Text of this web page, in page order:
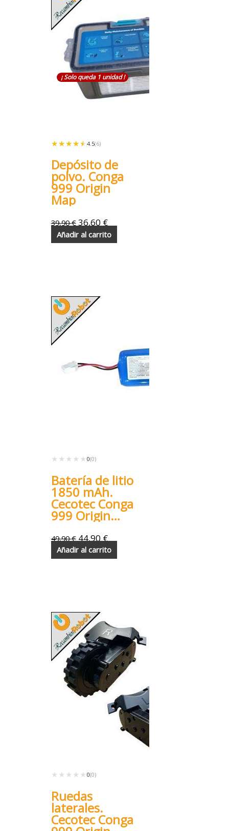
¡ Solo queda 1 unidad !
★★★★★
★★★★★ 4.5(6)
Depósito de
polvo. Conga
999 Origin
Map
39,90€ 36,60 €
Añadir al carrito
★★★★★
★★★★★ 0(0)
Batería de litio
1850 mAh.
Cecotec Conga
999 Origin
49,90€ 44,90€
Añadir al carrito
★★★★★
★★★★★ 0(0)
Ruedas
laterales.
Cecotec Conga